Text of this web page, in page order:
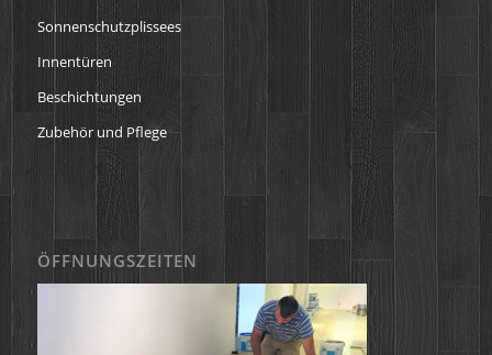
Sonnenschutzplissees
Innentüren
Beschichtungen
Zubehör und Pflege
ÖFFNUNGSZEITEN